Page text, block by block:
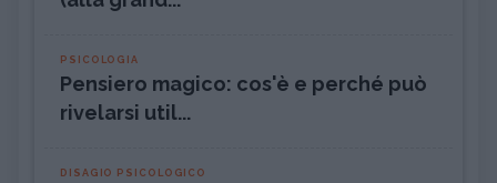
PSICOLOGIA
Pensiero magico: cos'è e perché può
rivelarsi util...
DISAGIO PSICOLOGICO